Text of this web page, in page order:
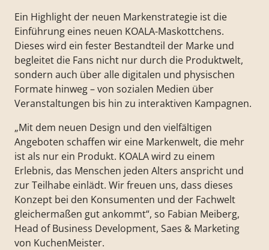
Ein Highlight der neuen Markenstrategie ist die
Einführung eines neuen KOALA-Maskottchens.
Dieses wird ein fester Bestandteil der Marke und
begleitet die Fans nicht nur durch die Produktwelt,
sondern auch über alle digitalen und physischen
Formate hinweg – von sozialen Medien über
Veranstaltungen bis hin zu interaktiven Kampagnen.
„Mit dem neuen Design und den vielfältigen
Angeboten schaffen wir eine Markenwelt, die mehr
ist als nur ein Produkt. KOALA wird zu einem
Erlebnis, das Menschen jeden Alters anspricht und
zur Teilhabe einlädt. Wir freuen uns, dass dieses
Konzept bei den Konsumenten und der Fachwelt
gleichermaßen gut ankommt“, so Fabian Meiberg,
Head of Business Development, Saes & Marketing
von KuchenMeister.